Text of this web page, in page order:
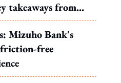
takeaways from
to WP's
Mizuho Bank's
free